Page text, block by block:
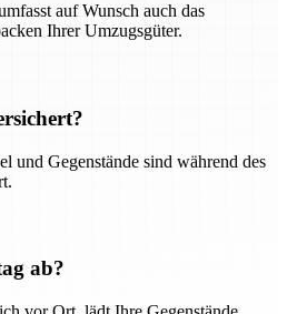
auf Wunsch auch das
Ihrer Umzugsgüter.
und Gegenstände sind während des
ab?